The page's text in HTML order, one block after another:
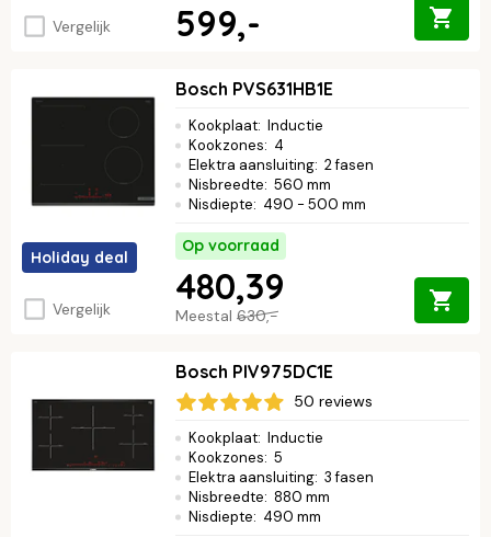
Vergelijk 599,-
Holiday deal
Vergelijk
Bosch PVS631HB1E
Kookplaat: Inductie
Kookzones: 4
Elektra aansluiting: 2 fasen
Nisbreedte: 560 mm
Nisdiepte: 490 - 500 mm
Op voorraad
Meestal 630,-
480,39
Bosch PIV975DC1E
50 reviews
Kookplaat: Inductie
Kookzones: 5
Elektra aansluiting: 3 fasen
Nisbreedte: 880 mm
Nisdiepte: 490 mm